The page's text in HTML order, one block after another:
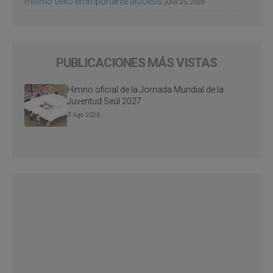
julio 25, 2026
PUBLICACIONES MÁS VISTAS
Himno oficial de la Jornada Mundial de la
Juventud Seúl 2027
3 Ago 2026